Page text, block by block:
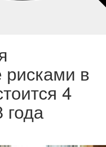
рисками в
4
года